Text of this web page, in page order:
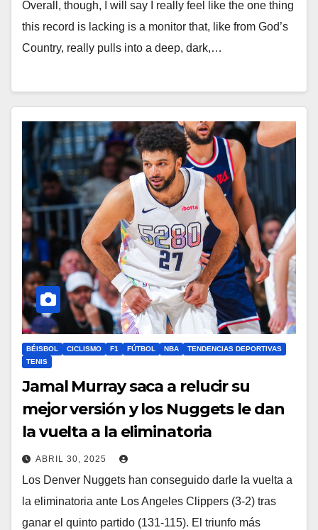
Overall, though, I will say I really feel like the one thing
this record is lacking is a monitor that, like from God’s
Country, really pulls into a deep, dark,…
BÉISBOL CICLISMO F1 FÚTBOL NBA
TENDENCIAS DEPORTIVAS
TENIS
Jamal Murray saca a relucir su
mejor versión y los Nuggets le dan
la vuelta a la eliminatoria
ABRIL 30, 2025
Los Denver Nuggets han conseguido darle la vuelta a
la eliminatoria ante Los Angeles Clippers (3-2) tras
ganar el quinto partido (131-115). El triunfo más